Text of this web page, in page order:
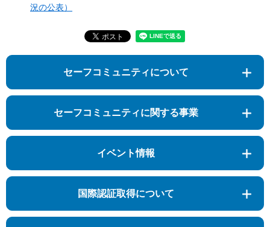
況の公表）
セーフコミュニティについて
セーフコミュニティに関する事業
イベント情報
国際認証取得について